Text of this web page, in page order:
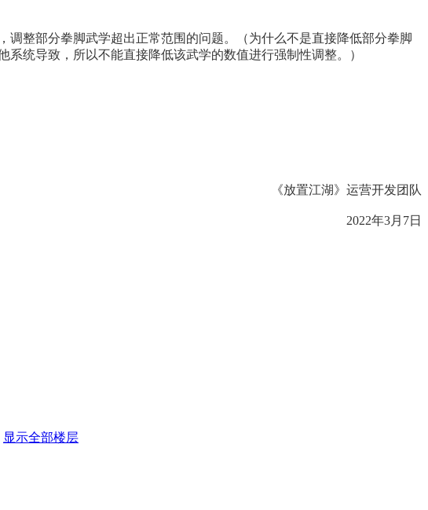
整部分拳脚武学超出正常范围的问题。（为什么不是直接降低部分拳脚
统导致，所以不能直接降低该武学的数值进行强制性调整。）
《放置江湖》运营开发团队
2022年3月7日
显示全部楼层